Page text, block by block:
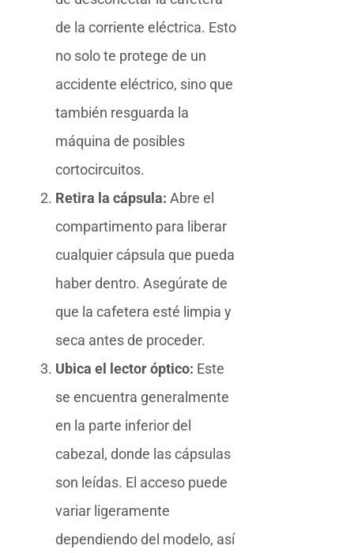
de la corriente eléctrica. Esto
no solo te protege de un
accidente eléctrico, sino que
también resguarda la
máquina de posibles
cortocircuitos.
Retira la cápsula: Abre el
compartimento para liberar
cualquier cápsula que pueda
haber dentro. Asegúrate de
que la cafetera esté limpia y
seca antes de proceder.
Ubica el lector óptico: Este
se encuentra generalmente
en la parte inferior del
cabezal, donde las cápsulas
son leídas. El acceso puede
variar ligeramente
dependiendo del modelo, así